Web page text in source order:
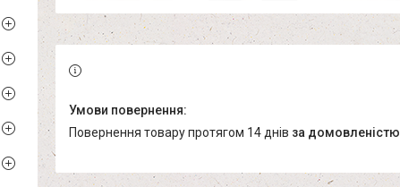
повернення товару протягом 14 днів за домовленістю